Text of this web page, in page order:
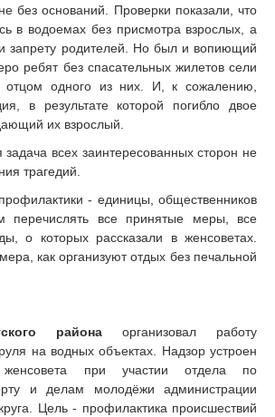
без оснований. Проверки показали, что
в водоемах без присмотра взрослых, а
запрету родителей. Но был и вопиющий
ребят без спасательных жилетов сели
отцом одного из них. И, к сожалению,
в результате которой погибло двое
их взрослый.
всех заинтересованных сторон не
трагедий.
- единицы, общественников
перечислять все принятые меры, все
о которых рассказали в женсоветах.
как организуют отдых без печальной
района организовал работу
на водных объектах. Надзор устроен
при участии отдела по
и делам молодёжи администрации
Цель - профилактика происшествий